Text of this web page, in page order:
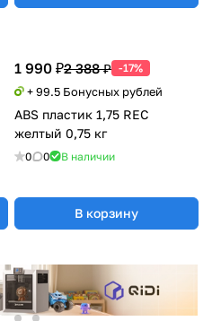
1 990 ₽2 388 ₽ -17%
+ 99.5 Бонусных рублей
ABS пластик 1,75 REC
желтый 0,75 кг
0 0 В наличии
В корзину